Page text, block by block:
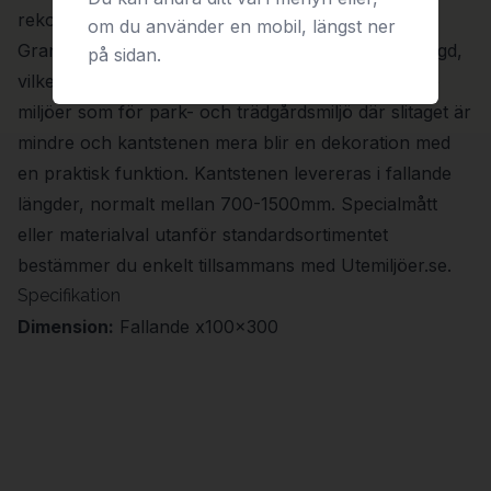
rekommenderas istället fasad kantsten).
Granitkantsten har hög hållfasthet och lång livslängd,
vilket gör den väl lämpad för såväl hårt trafikerade
miljöer som för park- och trädgårdsmiljö där slitaget är
mindre och kantstenen mera blir en dekoration med
en praktisk funktion. Kantstenen levereras i fallande
längder, normalt mellan 700-1500mm. Specialmått
eller materialval utanför standardsortimentet
bestämmer du enkelt tillsammans med Utemiljöer.se.
Specifikation
Dimension: Fallande x100x300
om du använder en mobil, längst ner
på sidan.